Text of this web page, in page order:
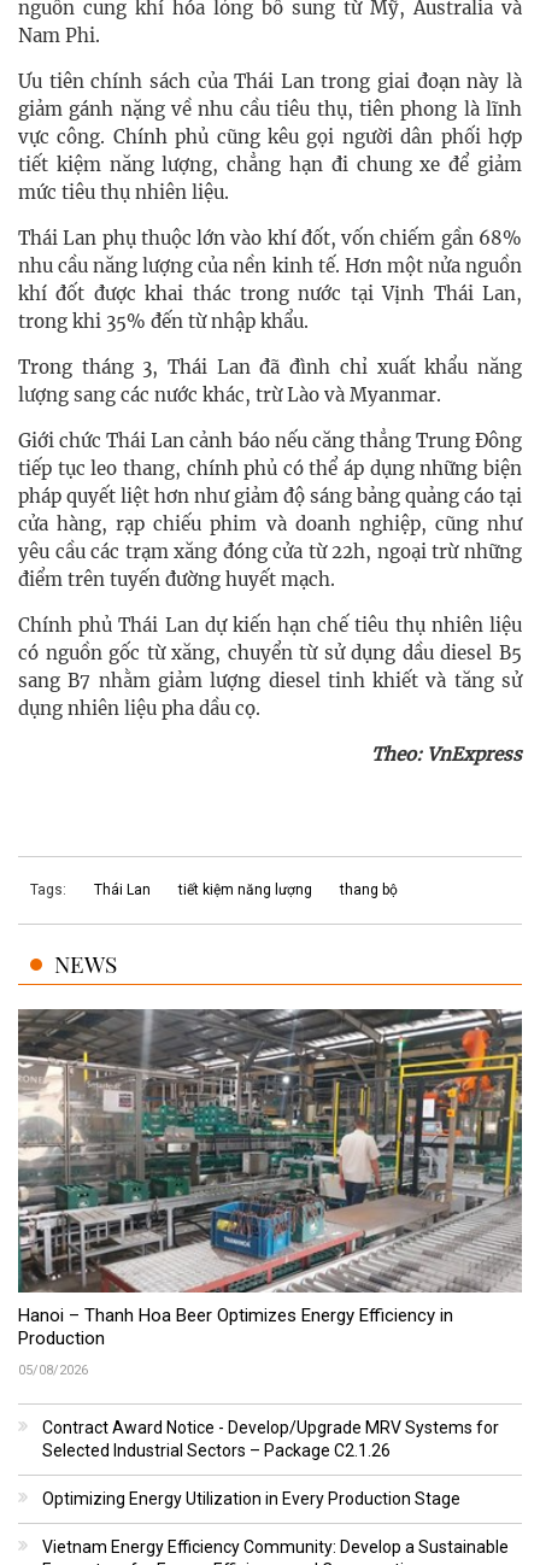
nguồn cung khí hóa lỏng bổ sung từ Mỹ, Australia và
Nam Phi.
Ưu tiên chính sách của Thái Lan trong giai đoạn này là
giảm gánh nặng về nhu cầu tiêu thụ, tiên phong là lĩnh
vực công. Chính phủ cũng kêu gọi người dân phối hợp
tiết kiệm năng lượng, chẳng hạn đi chung xe để giảm
mức tiêu thụ nhiên liệu.
Thái Lan phụ thuộc lớn vào khí đốt, vốn chiếm gần 68%
nhu cầu năng lượng của nền kinh tế. Hơn một nửa nguồn
khí đốt được khai thác trong nước tại Vịnh Thái Lan,
trong khi 35% đến từ nhập khẩu.
Trong tháng 3, Thái Lan đã đình chỉ xuất khẩu năng
lượng sang các nước khác, trừ Lào và Myanmar.
Giới chức Thái Lan cảnh báo nếu căng thẳng Trung Đông
tiếp tục leo thang, chính phủ có thể áp dụng những biện
pháp quyết liệt hơn như giảm độ sáng bảng quảng cáo tại
cửa hàng, rạp chiếu phim và doanh nghiệp, cũng như
yêu cầu các trạm xăng đóng cửa từ 22h, ngoại trừ những
điểm trên tuyến đường huyết mạch.
Chính phủ Thái Lan dự kiến hạn chế tiêu thụ nhiên liệu
có nguồn gốc từ xăng, chuyển từ sử dụng dầu diesel B5
sang B7 nhằm giảm lượng diesel tinh khiết và tăng sử
dụng nhiên liệu pha dầu cọ.
Theo: VnExpress
Tags: Thái Lan tiết kiệm năng lượng thang bộ
NEWS
Hanoi – Thanh Hoa Beer Optimizes Energy Efficiency in
Production
05/08/2026
Contract Award Notice - Develop/Upgrade MRV Systems for
Selected Industrial Sectors – Package C2.1.26
Optimizing Energy Utilization in Every Production Stage
Vietnam Energy Efficiency Community: Develop a Sustainable